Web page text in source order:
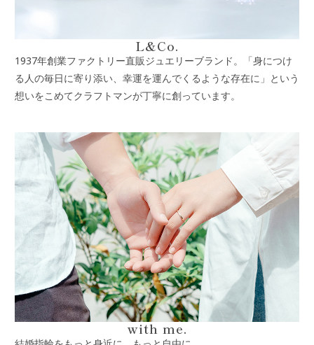
L&Co.
1937年創業ファクトリー直販ジュエリーブランド。「身につけ
る人の毎日に寄り添い、幸運を運んでくるような存在に」という
想いをこめてクラフトマンが丁寧に創っています。
with me.